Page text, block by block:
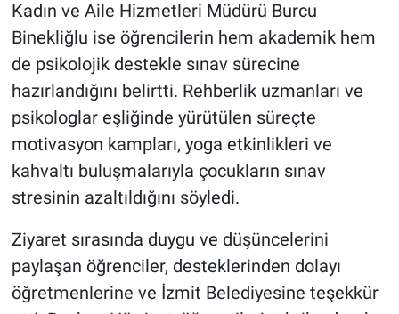
Kadın ve Aile Hizmetleri Müdürü Burcu
Binekliğlu ise öğrencilerin hem akademik hem
de psikolojik destekle sınav sürecine
hazırlandığını belirtti. Rehberlik uzmanları ve
psikologlar eşliğinde yürütülen süreçte
motivasyon kampları, yoga etkinlikleri ve
kahvaltı buluşmalarıyla çocukların sınav
stresinin azaltıldığını söyledi.
Ziyaret sırasında duygu ve düşüncelerini
paylaşan öğrenciler, desteklerinden dolayı
öğretmenlerine ve İzmit Belediyesine teşekkür